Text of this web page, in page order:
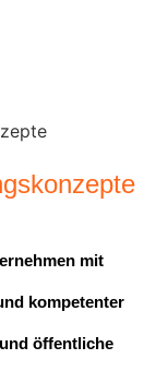
mit
kompetenter
öffentliche